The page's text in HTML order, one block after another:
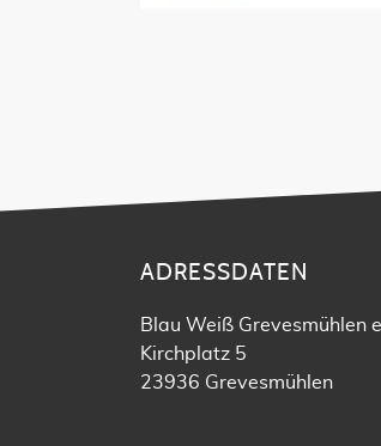
ADRESSDATEN
Blau Weiß Grevesmühlen
Kirchplatz 5
23936 Grevesmühlen